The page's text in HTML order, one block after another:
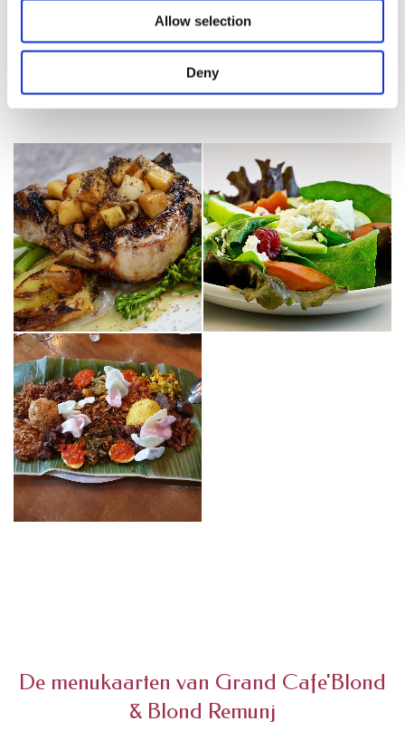
Allow selection
Deny
Heeft u een allergie? Geef dit aan ons door!
De menukaarten van Grand Cafe'Blond
& Blond Remunj